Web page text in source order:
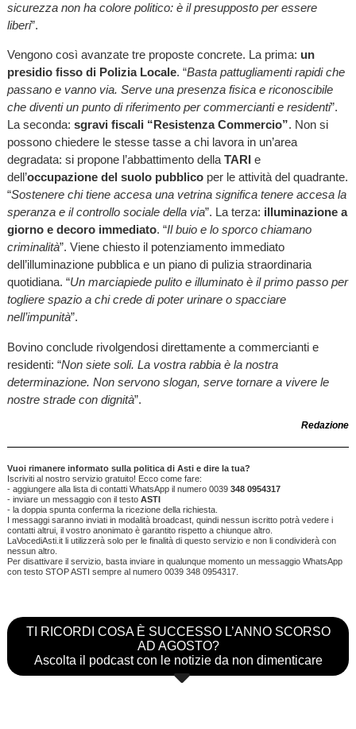
sicurezza non ha colore politico: è il presupposto per essere
liberi”.
Vengono così avanzate tre proposte concrete. La prima: un
presidio fisso di Polizia Locale. “Basta pattugliamenti rapidi che
passano e vanno via. Serve una presenza fisica e riconoscibile
che diventi un punto di riferimento per commercianti e residenti”.
La seconda: sgravi fiscali “Resistenza Commercio”. Non si
possono chiedere le stesse tasse a chi lavora in un’area
degradata: si propone l’abbattimento della TARIe
dell’occupazione del suolo pubblicoper le attività del quadrante.
“Sostenere chi tiene accesa una vetrina significa tenere accesa la
speranza e il controllo sociale della via”. La terza: illuminazione a
giorno e decoro immediato. “Il buio e lo sporco chiamano
criminalità”. Viene chiesto il potenziamento immediato
dell’illuminazione pubblica e un piano di pulizia straordinaria
quotidiana. “Un marciapiede pulito e illuminato è il primo passo per
togliere spazio a chi crede di poter urinare o spacciare
nell’impunità”.
Bovino conclude rivolgendosi direttamente a commercianti e
residenti: “Non siete soli. La vostra rabbia è la nostra
determinazione. Non servono slogan, serve tornare a vivere le
nostre strade con dignità”.
Redazione
Vuoi rimanere informato sulla politica di Asti e dire la tua?
Iscriviti al nostro servizio gratuito! Ecco come fare:
- aggiungere alla lista di contatti WhatsApp il numero 0039 348 0954317
- inviare un messaggio con il testo ASTI
- la doppia spunta conferma la ricezione della richiesta.
I messaggi saranno inviati in modalità broadcast, quindi nessun iscritto potrà vedere i
contatti altrui, il vostro anonimato è garantito rispetto a chiunque altro.
LaVocediAsti.it li utilizzerà solo per le finalità di questo servizio e non li condividerà con
nessun altro.
Per disattivare il servizio, basta inviare in qualunque momento un messaggio WhatsApp
con testo STOP ASTI sempre al numero 0039 348 0954317.
TI RICORDI COSA È SUCCESSO L’ANNO SCORSO
AD AGOSTO?
Ascolta il podcast con le notizie da non dimenticare